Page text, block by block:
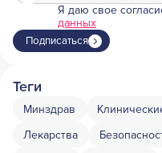
Я даю свое
данных
Подписаться
Теги
Минздрав
Лекарства